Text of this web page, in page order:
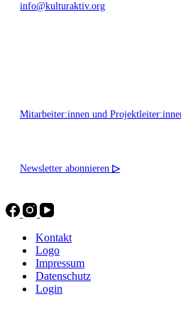
info@kulturaktiv.org
Mitarbeiter:innen und
Newsletter abonnieren ▷
Kontakt
Logo
Impressum
Datenschutz
Login